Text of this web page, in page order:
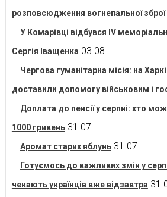
розповсюдження вогнепальної зброї
У Комарівці відбувся IV
Сергія Іващенка 03.08.
Чергова гуманітарна місія: на
доставили допомогу військовим і
Доплата до пенсії у серпні: хто
1000 гривень 31.07.
Аромат старих яблунь 31.07.
Готуємось до важливих змін у
чекають українців вже відзавтра